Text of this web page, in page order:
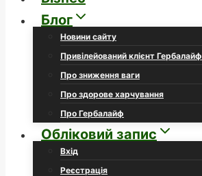
Блог
Новини сайту
Привілейований клієнт Гербалайф
Про зниження ваги
Про здорове харчування
Про Гербалайф
Обліковий запис
Вхід
Реєстрація